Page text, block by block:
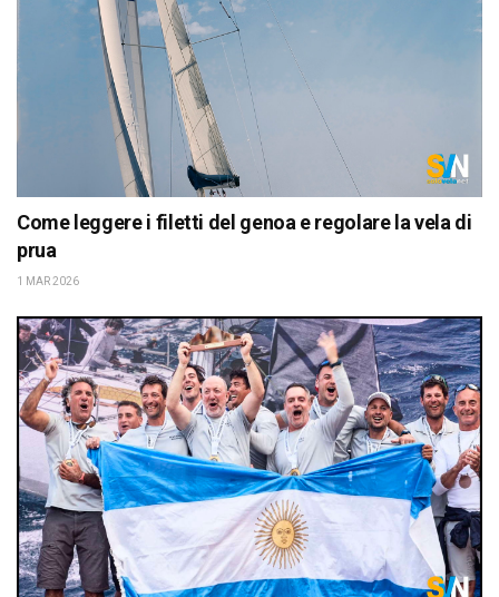
Come leggere i filetti del genoa e regolare la vela di
prua
1 MAR 2026